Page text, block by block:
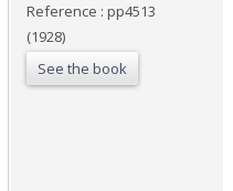
Reference : pp4513
(1928)
See the book